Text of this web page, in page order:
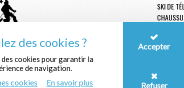
:
SKI DE
des cookies ?
cookies pour garantir la
de navigation.
cookies En savoir plus
Accepter
Refuser